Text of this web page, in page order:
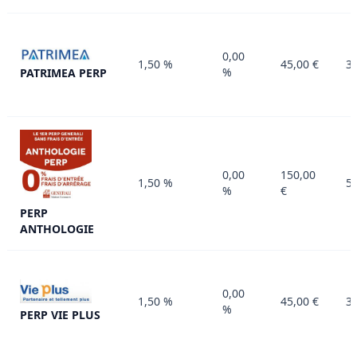
PATRIMEA PERP
1,50 %
0,00
%
45,00 €
PERP
ANTHOLOGIE
1,50 %
0,00
%
150,00
€
PERP VIE PLUS
1,50 %
0,00
%
45,00 €